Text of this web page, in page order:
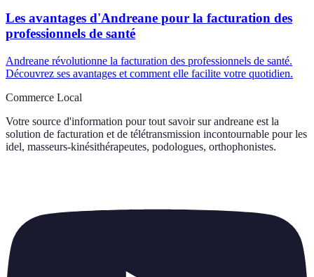
Les avantages d'Andreane pour la facturation des
professionnels de santé
Andreane révolutionne la facturation des professionnels de santé.
Découvrez ses avantages et comment elle facilite votre quotidien.
Commerce Local
Votre source d'information pour tout savoir sur andreane est la
solution de facturation et de télétransmission incontournable pour les
idel, masseurs-kinésithérapeutes, podologues, orthophonistes.